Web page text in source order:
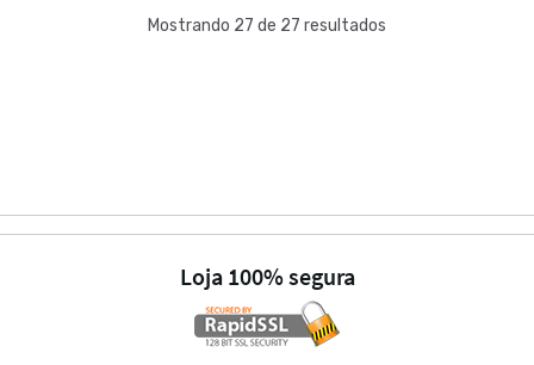
Mostrando 27 de 27 resultados